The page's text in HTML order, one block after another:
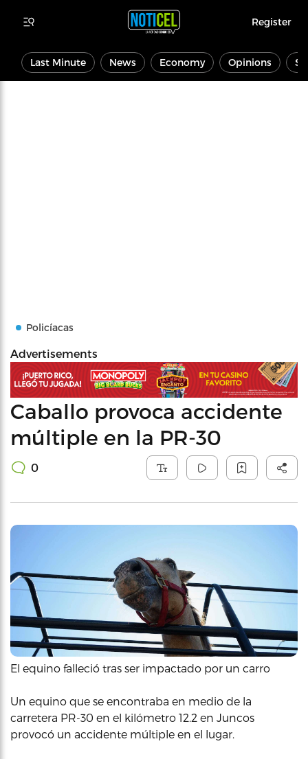
Register
Last Minute News Economy Opinions
Policíacas
Advertisements
Caballo provoca accidente
múltiple en la PR-30
0
El equino falleció tras ser impactado por un carro
Un equino que se encontraba en medio de la
carretera PR-30 en el kilómetro 12.2 en Juncos
provocó un accidente múltiple en el lugar.